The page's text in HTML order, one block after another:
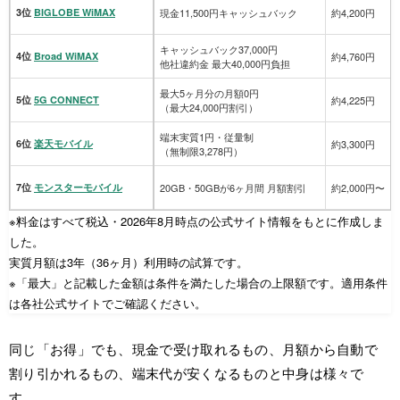
3位 BIGLOBE WiMAX 現金11,500円キャッシュバック 約4,200円
4位 Broad WiMAX
キャッシュバック37,000円
他社違約金 最大40,000円負担
約4,760円
5位 5G CONNECT
最大5ヶ月分の月額0円
（最大24,000円割引）
約4,225円
6位 楽天モバイル
端末実質1円・従量制
（無制限3,278円）
約3,300円
7位 モンスターモバイル 20GB・50GBが6ヶ月間 月額割引 約2,000円〜
※料金はすべて税込・2026年8月時点の公式サイト情報をもとに作成しま
した。
実質月額は3年（36ヶ月）利用時の試算です。
※「最大」と記載した金額は条件を満たした場合の上限額です。適用条件
は各社公式サイトでご確認ください。
同じ「お得」でも、現金で受け取れるもの、月額から自動で
割り引かれるもの、端末代が安くなるものと中身は様々で